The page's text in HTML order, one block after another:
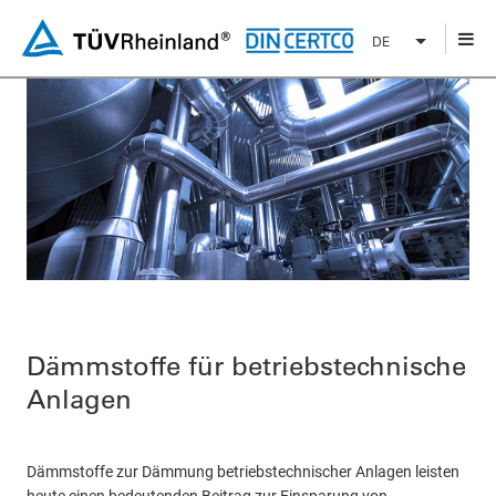
DE
Dämmstoffe für betriebstechnische
Anlagen
Dämmstoffe zur Dämmung betriebstechnischer Anlagen leisten